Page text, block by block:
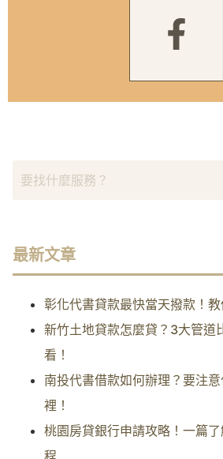
最新文章
彰化代書貸款最快當天撥款！
新竹土地貸款怎麼貸？3大管道
看！
南投代書借款如何辦理？要注
裡！
桃園房貸銀行申請攻略！一篇
程